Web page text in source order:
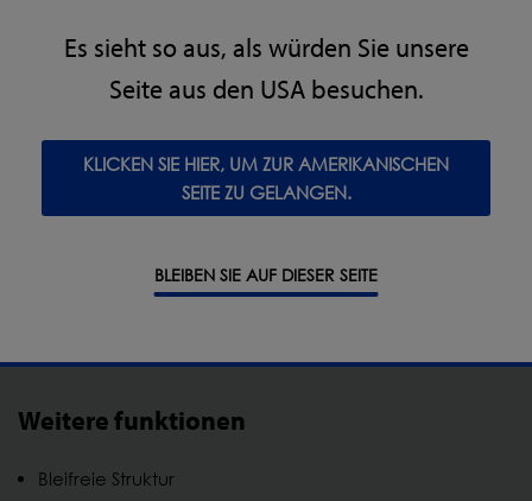
Es sieht so aus, als würden Sie unsere
Seite aus den USA besuchen.
KLICKEN SIE HIER, UM ZUR AMERIKANISCHEN
SEITE ZU GELANGEN.
BLEIBEN SIE AUF DIESER SEITE
Maß!
Teilen Sie uns Ihre Anforderungen mit und erhalten
Weitere funktionen
Bleifreie Struktur